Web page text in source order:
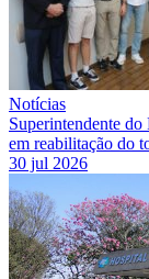
Notícias
Superintendente do
em reabilitação do
30 jul 2026